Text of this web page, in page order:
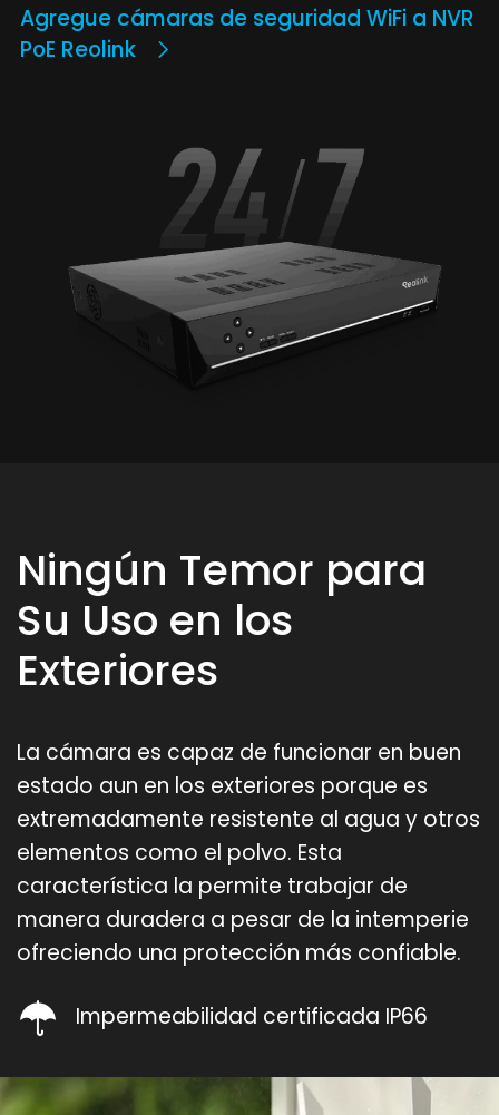
Agregue cámaras de seguridad WiFi a NVR
PoE Reolink
Ningún Temor para
Su Uso en los
Exteriores
La cámara es capaz de funcionar en buen
estado aun en los exteriores porque es
extremadamente resistente al agua y otros
elementos como el polvo. Esta
característica la permite trabajar de
manera duradera a pesar de la intemperie
ofreciendo una protección más confiable.
Impermeabilidad certificada IP66